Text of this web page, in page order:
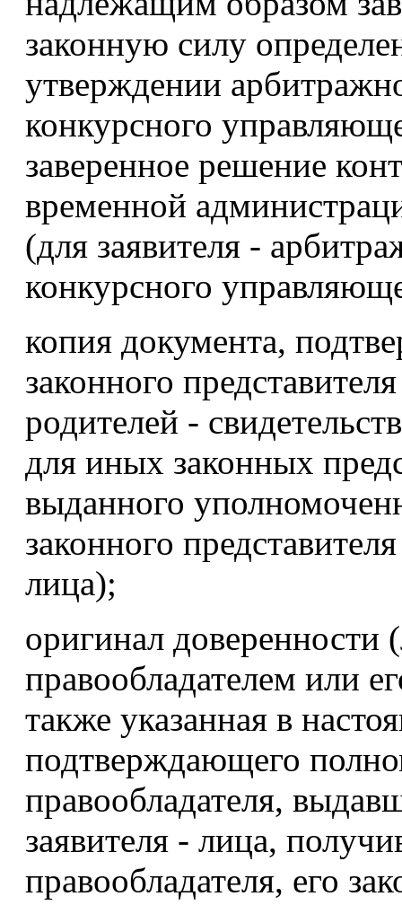
законную силу
утверждении
конкурсного
заверенное решение
временной
(для заявителя -
конкурсного
копия документа,
законного
родителей -
для иных законных
выданного
законного
лица);
оригинал доверенности
правообладателем или
также указанная в
подтверждающего
правообладателя,
заявителя - лица,
правообладателя, его